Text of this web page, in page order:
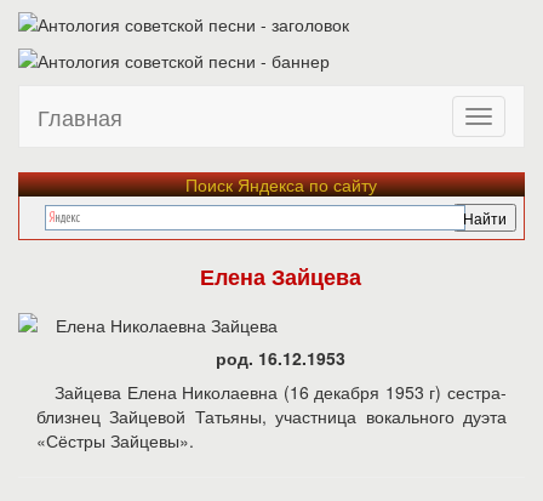
Главная
Поиск Яндекса по сайту
Елена Зайцева
род. 16.12.1953
Зайцева Елена Николаевна (16 декабря 1953 г) сестра-
близнец Зайцевой Татьяны, участница вокального дуэта
«Сёстры Зайцевы».